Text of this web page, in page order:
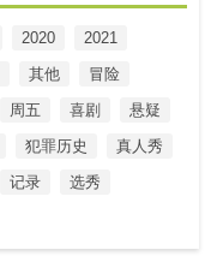
2020
2021
其他
冒险
周五 喜剧
悬疑
犯罪历史
真人秀
记录
选秀